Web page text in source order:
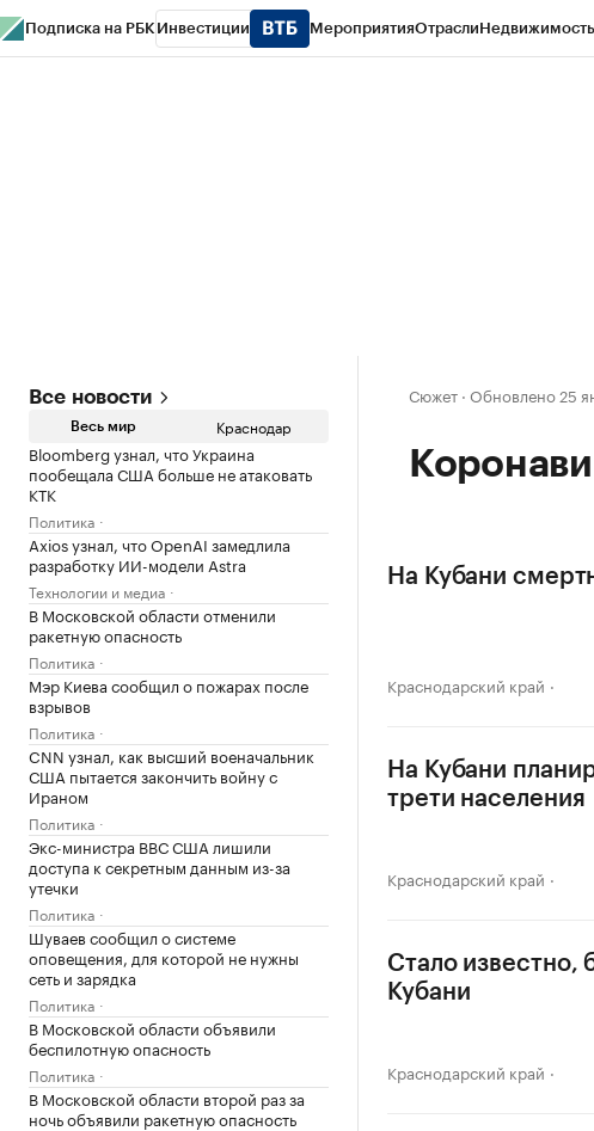
Подписка на РБК Инвестиции МероприятияОтраслиНедвижимость
Все новости
Весь мир Краснодар
Bloomberg узнал, что Украина
пообещала США больше не атаковать
КТК
Политика
Axios узнал, что OpenAI замедлила
разработку ИИ-модели Astra
Технологии и медиа
В Московской области отменили
ракетную опасность
Политика
Мэр Киева сообщил о пожарах после
взрывов
Политика
CNN узнал, как высший военачальник
США пытается закончить войну с
Ираном
Политика
Экс-министра ВВС США лишили
доступа к секретным данным из-за
утечки
Политика
Шуваев сообщил о системе
оповещения, для которой не нужны
сеть и зарядка
Политика
В Московской области объявили
беспилотную опасность
Политика
В Московской области второй раз за
ночь объявили ракетную опасность
Сюжет · Обновлено 25
На Кубани
Краснодарский край
На Кубани
трети населения
Краснодарский край
Стало известно,
Кубани
Краснодарский край